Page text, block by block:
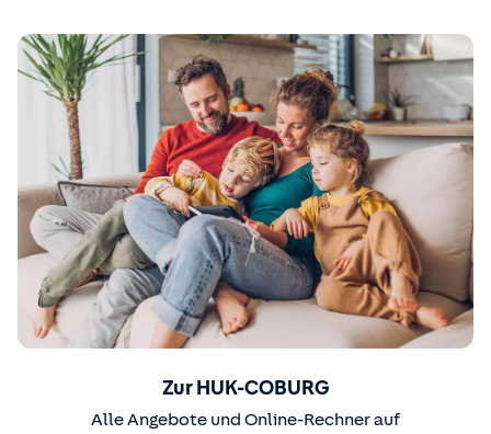
Zur HUK-COBURG
Alle Angebote und Online-Rechner auf